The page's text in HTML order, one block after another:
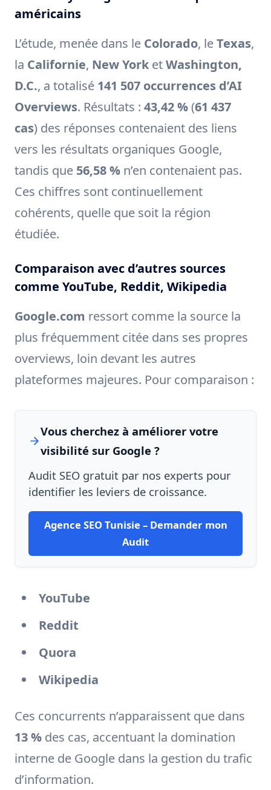
américains
L’étude, menée dans le Colorado, leTexas,
la Californie, New York etWashington,
D.C., a totalisé 141 507 occurrences d’AI
Overviews. Résultats : 43,42 %(61 437
cas) des réponses contenaient des liens
vers les résultats organiques Google,
tandis que 56,58 % n’en contenaient pas.
Ces chiffres sont continuellement
cohérents, quelle que soit la région
étudiée.
Comparaison avec d’autres sources
comme YouTube, Reddit, Wikipedia
Google.com ressort comme la source la
plus fréquemment citée dans ses propres
overviews, loin devant les autres
plateformes majeures. Pour comparaison :
Vous cherchez à améliorer votre
visibilité sur Google ?
Audit SEO gratuit par nos experts pour
identifier les leviers de croissance.
Agence SEO Tunisie – Demander mon
Audit
YouTube
Reddit
Quora
Wikipedia
Ces concurrents n’apparaissent que dans
13 % des cas, accentuant la domination
interne de Google dans la gestion du trafic
d’information.